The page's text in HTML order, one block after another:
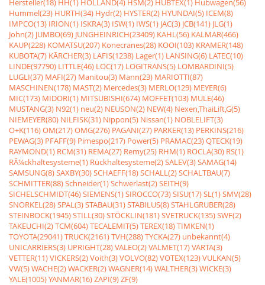
Hersteller(18) HH(1) HOLLAND(4) HSM(2) HUBTEX(1) Hubwagen(56)
Hummel(23) HURTH(34) Hydr(2) HYSTER(2) HYUNDAI(5) ICEM(8)
IMPCO(13) IRION(1) ISKRA(3) ISW(1) IWS(1) JAC(3) JCB(141) JLG(1)
John(2) JUMBO(69) JUNGHEINRICH(23409) KAHL(56) KALMAR(466)
KAUP(228) KOMATSU(207) Konecranes(28) KOOI(103) KRAMER(148)
KUBOTA(7) KÃRCHER(3) LAFIS(1238) Lager(1) LANSING(6) LATEC(10)
LINDE(97790) LITTLE(46) LOC(17) LOGITRANS(5) LOMBARDINI(5)
LUGLI(37) MAFI(27) Manitou(3) Mann(23) MARIOTTI(87)
MASCHINEN(178) MAST(2) Mercedes(3) MERLO(129) MEYER(6)
MIC(173) MIDORI(1) MITSUBISHI(674) MOFFET(103) MULE(46)
MUSTANG(3) N92(1) neu(2) NEUSON(2) NEW(4) Nexen,ThaiLift,G(5)
NIEMEYER(80) NILFISK(31) Nippon(5) Nissan(1) NOBLELIFT(3)
O+K(116)OM(217)OMG(276) PAGANI(27) PARKER(13) PERKINS(216)
PEWAG(3) PFAFF(9) Pimespo(217) Power(5) PRAMAC(23)QTECK(19)
RAYMOND(1) RCM(31) REMA(27) Remy(25) RHM(1) ROCLA(30) RS(1)
RÃ¼ckhaltesysteme(1) Rückhaltesysteme(2)SALEV(3)SAMAG(14)
SAMSUNG(8)SAXBY(30)SCHAEFF(18)SCHALL(2)SCHALTBAU(7)
SCHMITTER(88)Schneider(1)Schwerlast(2)SEITH(9)
SICHELSCHMIDT(46)SIEMENS(1)SIROCCO(73)SISU(17)SL(1)SMV(28)
SNORKEL(28)SPAL(3)STABAU(31)STABILUS(8)STAHLGRUBER(28)
STEINBOCK(1945)STILL(30)STÖCKLIN(181)SVETRUCK(135)SWF(2)
TAKEUCHI(2)TCM(604)TECALEMIT(5)TEREX(18)TIMKEN(1)
TOYOTA(29041)TRUCK(2161)TVH(288)TYCKA(27) unbekannt(4)
UNICARRIERS(3) UPRIGHT(28)VALEO(2)VALMET(17)VARTA(3)
VETTER(11)VICKERS(2)Voith(3)VOLVO(82)VOTEX(123)VULKAN(5)
VW(5)WACHE(2)WACKER(2)WAGNER(14)WALTHER(3)WICKE(3)
YALE(1005)YANMAR(16)ZAPI(9)ZF(9)